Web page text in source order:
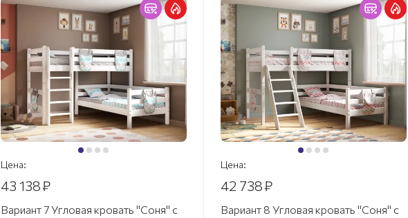
Цена:
43 138₽
Вариант 7 Угловая кровать "Соня" с
Цена:
42 738₽
Вариант 8 Угловая кровать "Соня" с